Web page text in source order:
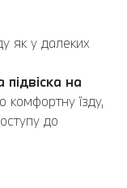
як у далеких
на
комфортну їзду,
до